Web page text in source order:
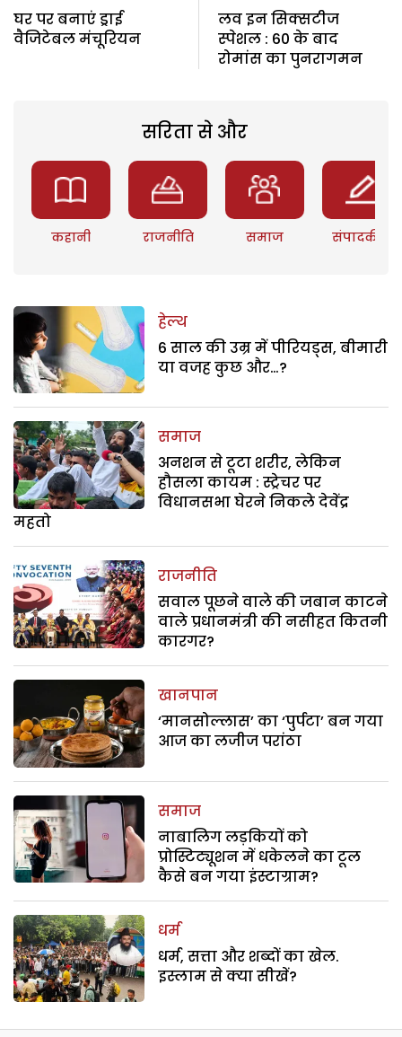
घर पर बनाएं ड्राई
वैजिटेबल मंचूरियन
लव इन सिक्सटीज
स्पेशल : 60 के बाद
रोमांस का पुनरागमन
सरिता से और
कहानी राजनीति समाज संपादकीय
हेल्थ
6 साल की उम्र में पीरियड्स, बीमारी
या वजह कुछ और…?
समाज
अनशन से टूटा शरीर, लेकिन
हौसला कायम : स्ट्रेचर पर
विधानसभा घेरने निकले देवेंद्र
महतो
राजनीति
सवाल पूछने वाले की जबान काटने
वाले प्रधानमंत्री की नसीहत कितनी
कारगर?
खानपान
‘मानसोल्लास’ का ‘पुर्पटा’ बन गया
आज का लजीज परांठा
समाज
नाबालिग लड़कियों को
प्रोस्टिट्यूशन में धकेलने का टूल
कैसे बन गया इंस्टाग्राम?
धर्म
धर्म, सत्ता और शब्दों का खेल.
इस्लाम से क्या सीखें?